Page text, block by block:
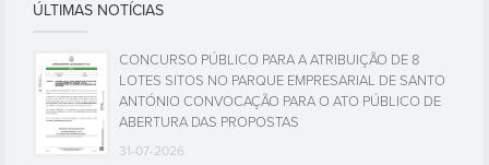
ÚLTIMAS NOTÍCIAS
CONCURSO PÚBLICO PARA A ATRIBUIÇÃO DE 8
LOTES SITOS NO PARQUE EMPRESARIAL DE SANTO
ANTÓNIO CONVOCAÇÃO PARA O ATO PÚBLICO DE
ABERTURA DAS PROPOSTAS
31-07-2026